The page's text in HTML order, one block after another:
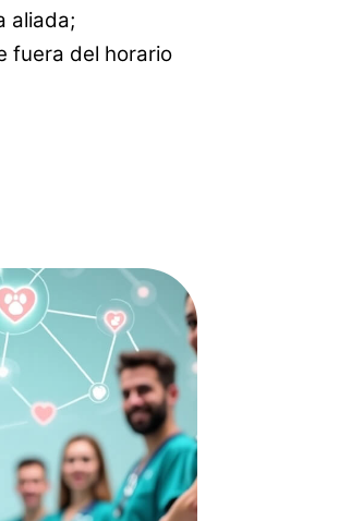
aliada;
fuera del horario